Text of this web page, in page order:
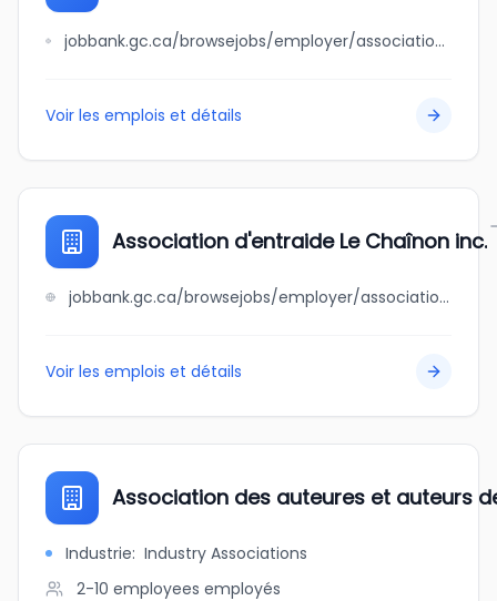
jobbank.gc.ca/browsejobs/employer/association+de+la+communaute+noire+de+cote+des+neiges+%2F+cote+des+neiges+black+community+association+inc./ca
Voir les emplois et détails
Association d'entraide Le Chaînon inc.
jobbank.gc.ca/browsejobs/employer/association+d%27entraide+le+cha%C3%AEnon+inc./ca
Voir les emplois et détails
Association des auteures et auteurs
Industrie: Industry Associations
2-10 employees employés